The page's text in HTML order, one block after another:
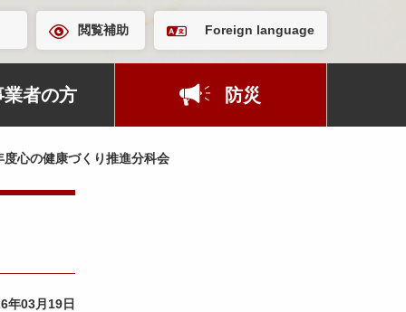
閲覧補助 Foreign language
業者の方 防災
度心の健康づくり推進分科会
年03月19日